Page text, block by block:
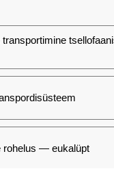
rohelus — eukalüpt